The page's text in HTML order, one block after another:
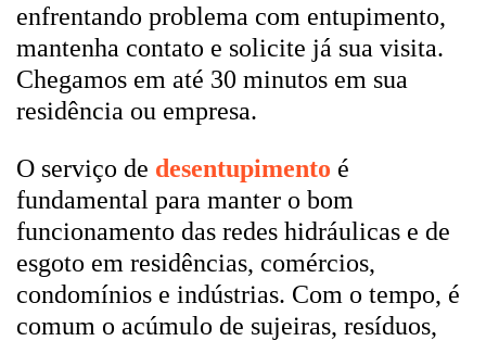
enfrentando problema com entupimento,
mantenha contato e solicite já sua visita.
Chegamos em até 30 minutos em sua
residência ou empresa.
O serviço de desentupimento é
fundamental para manter o bom
funcionamento das redes hidráulicas e de
esgoto em residências, comércios,
condomínios e indústrias. Com o tempo, é
comum o acúmulo de sujeiras, resíduos,